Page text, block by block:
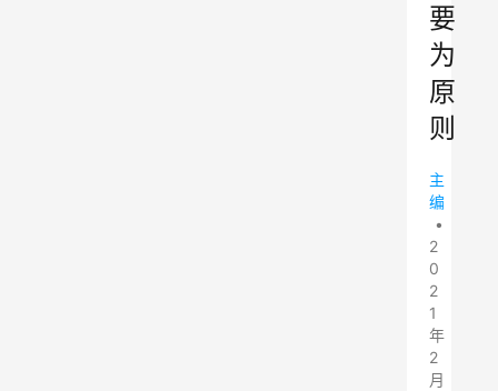
要
为
原
则
主
编
•
2
0
2
1
年
2
月